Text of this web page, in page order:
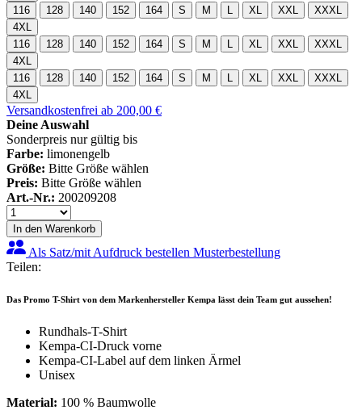
116
128 140 152 164 S M L XL XXL
XXXL
4XL
116
128 140 152 164 S M L XL XXL
XXXL
4XL
116
128 140 152 164 S M L XL XXL
XXXL
4XL
Versandkostenfrei ab 200,00 €
Deine Auswahl
Sonderpreis nur gültig bis
Farbe: limonengelb
Größe: Bitte Größe wählen
Preis: Bitte Größe wählen
Art.-Nr.: 200209208
In den Warenkorb
Als Satz/mit Aufdruck bestellen Musterbestellung
Teilen:
Das Promo T-Shirt von dem Markenhersteller Kempa lässt dein Team gut aussehen!
Rundhals-T-Shirt
Kempa-CI-Druck vorne
Kempa-CI-Label auf dem linken Ärmel
Unisex
Material: 100 % Baumwolle